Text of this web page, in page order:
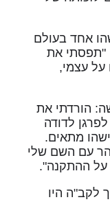
אחד בעולם
"תפסתי את
על עצמי,
הורדתי את
לדודה
מתאים.
עם השם שלי
על ההתקנה".
לקב"ה היו